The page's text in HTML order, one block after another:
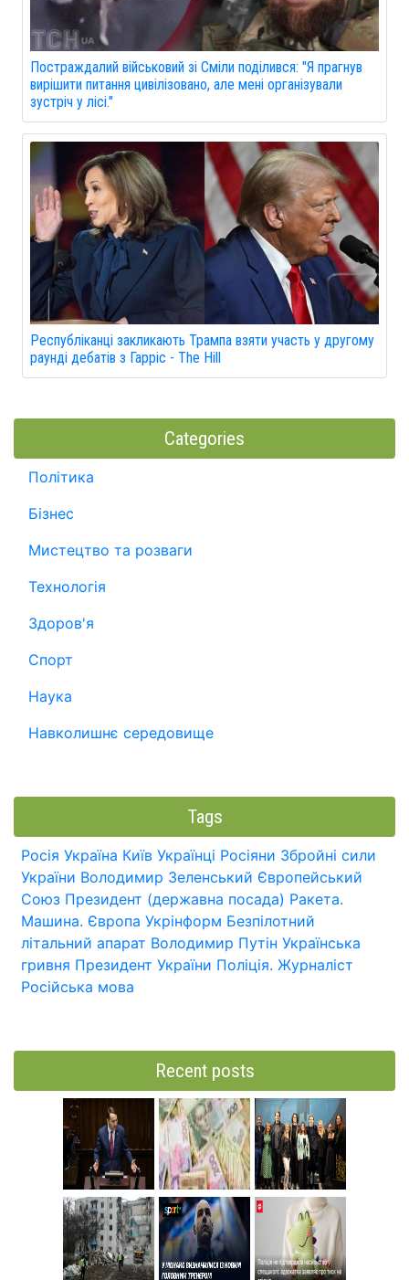
Постраждалий військовий зі Сміли поділився: "Я прагнув
вирішити питання цивілізовано, але мені організували
зустріч у лісі."
Республіканці закликають Трампа взяти участь у другому
раунді дебатів з Гарріс - The Hill
Categories
Політика
Бізнес
Мистецтво та розваги
Технологія
Здоров'я
Спорт
Наука
Навколишнє середовище
Tags
Росія Україна Київ Українці Росіяни Збройні сили
України Володимир Зеленський Європейський
Союз Президент (державна посада) Ракета.
Машина. Європа Укрінформ Безпілотний
літальний апарат Володимир Путін Українська
гривня Президент України Поліція. Журналіст
Російська мова
Recent posts